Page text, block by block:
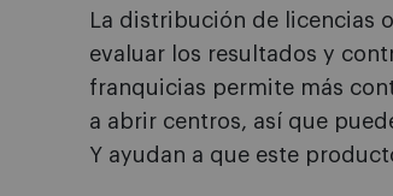
La distribución de licencias
evaluar los resultados y
franquicias permite más
a abrir centros, así que
Y ayudan a que este